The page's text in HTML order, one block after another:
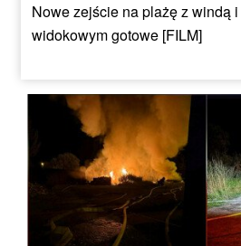
Nowe zejście na plażę z windą
widokowym gotowe [FILM]